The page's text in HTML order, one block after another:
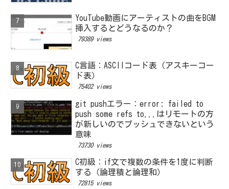
YouTube動画にアーティストの曲をBGM
挿入するとどうなるのか？
79389 views
C言語：ASCIIコード表（アスキーコー
ド表）
75402 views
git pushエラー：error: failed to
push some refs to...はリモートの方
が新しいのでプッシュできないという
意味
73730 views
C初級：if文で複数の条件を1度に判断
する（論理積と論理和）
72815 views